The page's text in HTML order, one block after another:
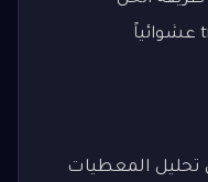
المعطيات